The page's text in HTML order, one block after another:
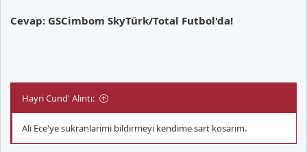
Cevap: GSCimbom SkyTürk/Total Futbol'da!
Hayri Cund' Alıntı:
Ali Ece'ye sukranlarimi bildirmeyi kendime sart kosarim.